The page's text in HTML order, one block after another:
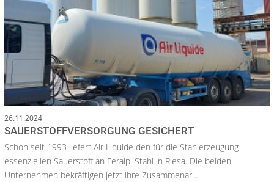
26.11.2024
SAUERSTOFFVERSORGUNG GESICHERT
Schon seit 1993 liefert Air Liquide den für die Stahlerzeugung
essenziellen Sauerstoff an Feralpi Stahl in Riesa. Die beiden
Unternehmen bekräftigen jetzt ihre Zusammenar...